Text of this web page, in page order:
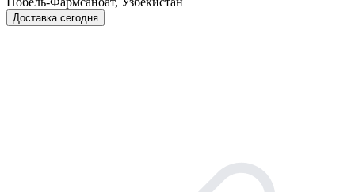
Доставка сегодня